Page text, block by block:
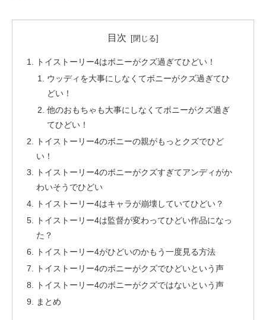
目次
トイストーリー4はボニーがクズ過ぎてひどい！
ウッディを大事にしなくてボニーがクズ過ぎてひ
どい！
他のおもちゃも大事にしなくてボニーがクズ過ぎ
てひどい！
トイストーリー4のボニーの親がもっとクズでひど
い！
トイストーリー4のボニーがクズすぎてアンディがか
わいそうでひどい
トイストーリー4はキャラが崩壊していてひどい？
トイストーリー4は監督が変わってひどい作品になっ
た？
トイストーリー4がひどいのかもう一度見る方法
トイストーリー4のボニーがクズでひどいという声
トイストーリー4のボニーがクズではないという声
まとめ